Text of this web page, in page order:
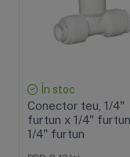
În stoc
Conector teu, 1/4"
furtun x 1/4"
1/4" furtun